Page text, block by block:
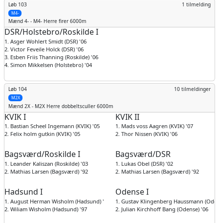
Løb 103 1 tilmelding
M4-
Mænd 4- - M4- Herre firer 6000m
DSR/Holstebro/Roskilde I
1. Asger Wohlert Smidt (DSR) '06
2. Victor Feveile Holck (DSR) '06
3. Esben Friis Thanning (Roskilde) '06
4. Simon Mikkelsen (Holstebro) '04
Løb 104 10 tilmeldinger
M2X
Mænd 2X - M2X Herre dobbeltsculler 6000m
KVIK I
1. Bastian Scheel Ingemann (KVIK) '05
2. Felix holm gutkin (KVIK) '05
KVIK II
1. Mads voss Aagren (KVIK) '07
2. Thor Nissen (KVIK) '06
Bagsværd/Roskilde I
1. Leander Kaliszan (Roskilde) '03
2. Mathias Larsen (Bagsværd) '92
Bagsværd/DSR
1. Lukas Obel (DSR) '02
2. Mathias Larsen (Bagsværd) '92
Hadsund I
1. August Herman Wisholm (Hadsund) '04
2. Wiliam Wisholm (Hadsund) '97
Odense I
1. Gustav Klingenberg Haussmann
2. Julian Kirchhoff Bang (Odense) '06